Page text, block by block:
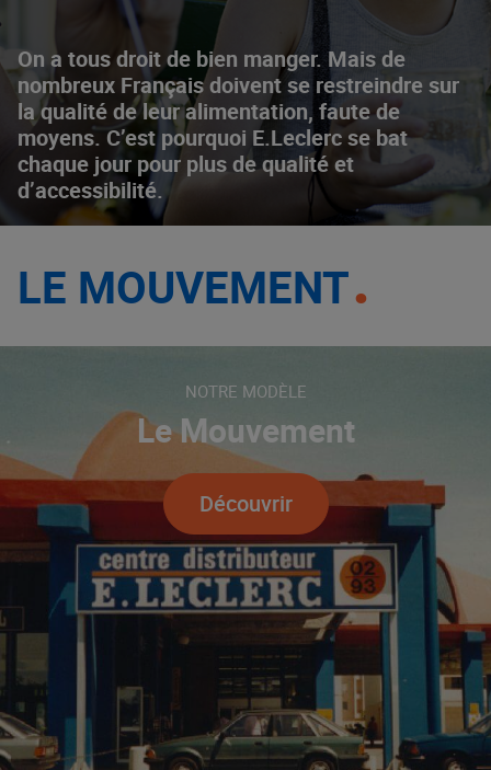
On a tous droit de bien manger. Mais de
nombreux Français doivent se restreindre sur
la qualité de leur alimentation, faute de
moyens. C’est pourquoi E.Leclerc se bat
chaque jour pour plus de qualité et
d’accessibilité.
LE MOUVEMENT
NOTRE MODÈLE
Le Mouvement
Découvrir